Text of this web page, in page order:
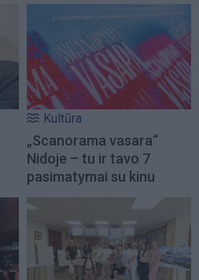
Kultūra
„Scanorama vasara“
Nidoje – tu ir tavo 7
pasimatymai su kinu